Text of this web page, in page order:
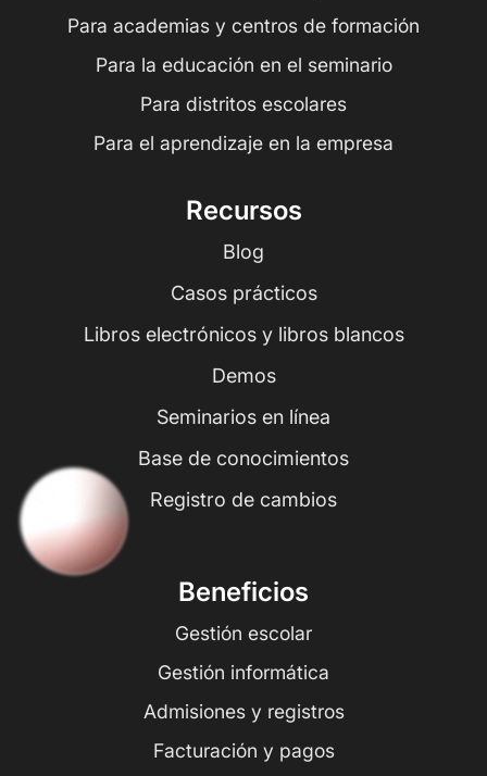
Para academias y centros de formación
Para la educación en el seminario
Para distritos escolares
Para el aprendizaje en la empresa
Recursos
Blog
Casos prácticos
Libros electrónicos y libros blancos
Demos
Seminarios en línea
Base de conocimientos
Registro de cambios
Beneficios
Gestión escolar
Gestión informática
Admisiones y registros
Facturación y pagos